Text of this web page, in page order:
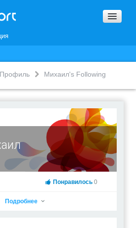
Профиль Михаил's Following
Понравилось 0
Подробнее